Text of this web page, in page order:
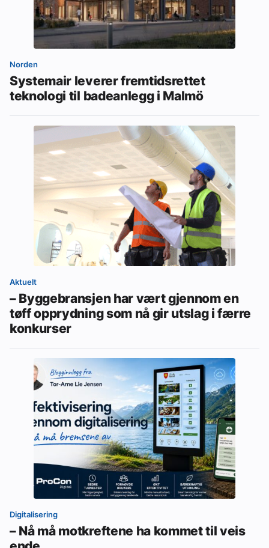
Norden
Systemair leverer fremtidsrettet
teknologi til badeanlegg i Malmö
Aktuelt
– Byggebransjen har vært gjennom en
tøff opprydning som nå gir utslag i færre
konkurser
Digitalisering
– Nå må motkreftene ha kommet til veis